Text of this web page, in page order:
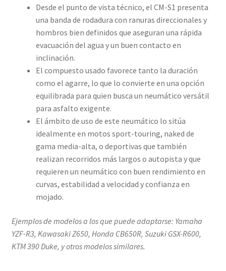
Desde el punto de vista técnico, el CM-S1 presenta
una banda de rodadura con ranuras direccionales y
hombros bien definidos que aseguran una rápida
evacuación del agua y un buen contacto en
inclinación.
El compuesto usado favorece tanto la duración
como el agarre, lo que lo convierte en una opción
equilibrada para quien busca un neumático versátil
para asfalto exigente.
El ámbito de uso de este neumático lo sitúa
idealmente en motos sport-touring, naked de
gama media-alta, o deportivas que también
realizan recorridos más largos o autopista y que
requieren un neumático con buen rendimiento en
curvas, estabilidad a velocidad y confianza en
mojado.
Ejemplos de modelos a los que puede adaptarse: Yamaha
YZF-R3, Kawasaki Z650, Honda CB650R, Suzuki GSX-R600,
KTM 390 Duke, y otros modelos similares.